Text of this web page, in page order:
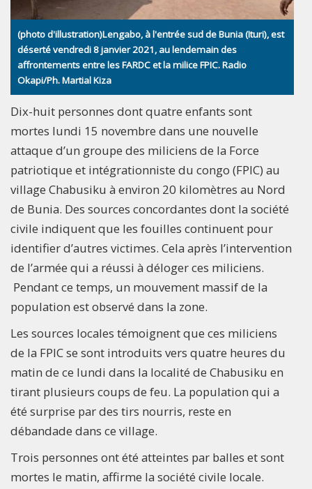
(photo d'illustration)Lengabo, à l'entrée sud de Bunia (Ituri), est
déserté vendredi 8 janvier 2021, au lendemain des
affrontements entre les FARDC et la milice FPIC. Radio
Okapi/Ph. Martial Kiza
Dix-huit personnes dont quatre enfants sont
mortes lundi 15 novembre dans une nouvelle
attaque d’un groupe des miliciens de la Force
patriotique et intégrationniste du congo (FPIC) au
village Chabusiku à environ 20 kilomètres au Nord
de Bunia. Des sources concordantes dont la société
civile indiquent que les fouilles continuent pour
identifier d’autres victimes. Cela après l’intervention
de l’armée qui a réussi à déloger ces miliciens.
Pendant ce temps, un mouvement massif de la
population est observé dans la zone.
Les sources locales témoignent que ces miliciens
de la FPIC se sont introduits vers quatre heures du
matin de ce lundi dans la localité de Chabusiku en
tirant plusieurs coups de feu. La population qui a
été surprise par des tirs nourris, reste en
débandade dans ce village.
Trois personnes ont été atteintes par balles et sont
mortes le matin, affirme la société civile locale.